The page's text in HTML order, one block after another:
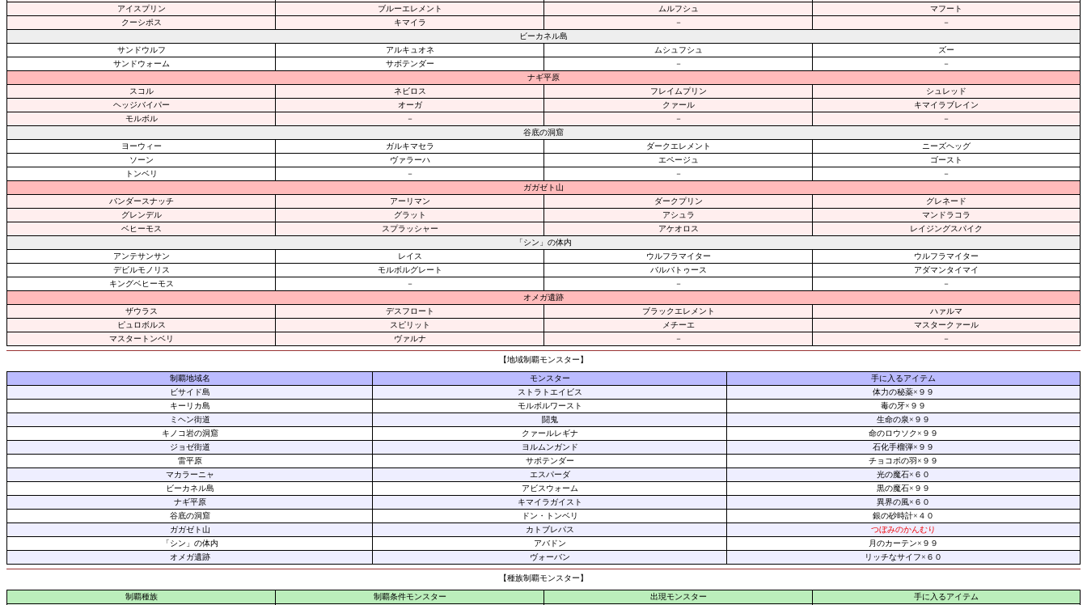
アイスプリン
ブルーエレメント ムルフシュ
マフート
クーシポス
キマイラ －
－
ビーカネル島
サンドウルフ
アルキュオネ ムシュフシュ
ズー
サンドウォーム
サボテンダー －
－
ナギ平原
スコル
ネビロス フレイムプリン
シュレッド
ヘッジバイパー
オーガ クァール
キマイラブレイン
モルボル
－ －
－
谷底の洞窟
ヨーウィー
ガルキマセラ ダークエレメント
ニーズヘッグ
ソーン
ヴァラーハ エページュ
ゴースト
トンベリ
－ －
－
ガガゼト山
バンダースナッチ
アーリマン ダークプリン
グレネード
グレンデル
グラット アシュラ
マンドラコラ
ベヒーモス
スプラッシャー アケオロス
レイジングスパイク
「シン」の体内
アンテサンサン
レイス ウルフラマイター
ウルフラマイター
デビルモノリス
モルボルグレート バルバトゥース
アダマンタイマイ
キングベヒーモス
－ －
－
オメガ遺跡
ザウラス
デスフロート ブラックエレメント
ハァルマ
ピュロボルス
スピリット メチーエ
マスタークァール
マスタートンベリ
ヴァルナ － －
【地域制覇モンスター】
制覇地域名 モンスター
手に入るアイテム
ビサイド島
ストラトエイビス
体力の秘薬×９９
キーリカ島
モルボルワースト
毒の牙×９９
ミヘン街道
闘鬼
生命の泉×９９
キノコ岩の洞窟
クァールレギナ
命のロウソク×９９
ジョゼ街道
ヨルムンガンド
石化手榴弾×９９
雷平原
サポテンダー
チョコボの羽×９９
マカラーニャ
エスパーダ
光の魔石×６０
ビーカネル島
アビスウォーム
黒の魔石×９９
ナギ平原
キマイラガイスト
異界の風×６０
谷底の洞窟
ドン・トンベリ
銀の砂時計×４０
ガガゼト山
カトブレパス
つぼみのかんむり
「シン」の体内
アバドン
月のカーテン×９９
オメガ遺跡
ヴォーバン リッチなサイフ×６０
【種族制覇モンスター】
制覇種族 制覇条件モンスター 出現モンスター 手に入るアイテム